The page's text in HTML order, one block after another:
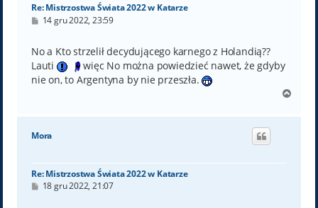
Re: Mistrzostwa Świata 2022 w Katarze
P
t
14 gru 2022, 23:59
No a Kto strzelił decydującego karnego z Holandią??
Lauti
więc No można powiedzieć nawet, że gdyby
nie on, to Argentyna by nie przeszła.
g
Mora
Re: Mistrzostwa Świata 2022 w Katarze
P18 gru 2022, 21:07